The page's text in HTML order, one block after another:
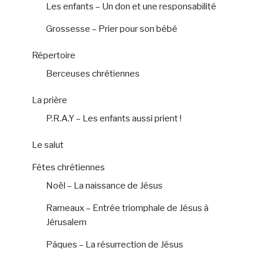
Les enfants – Un don et une responsabilité
Grossesse – Prier pour son bébé
Répertoire
Berceuses chrétiennes
La prière
P.R.A.Y – Les enfants aussi prient !
Le salut
Fêtes chrétiennes
Noël – La naissance de Jésus
Rameaux – Entrée triomphale de Jésus à
Jérusalem
Pâques – La résurrection de Jésus